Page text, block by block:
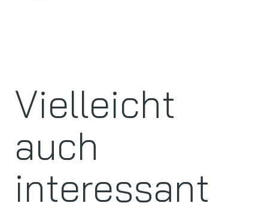
Vielleicht
auch
interessant